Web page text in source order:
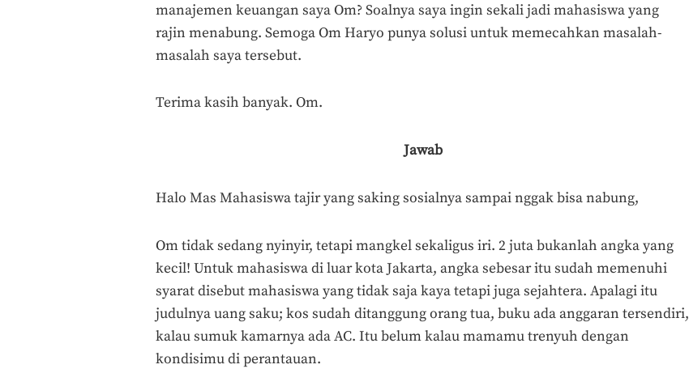
manajemen keuangan saya Om? Soalnya saya ingin sekali jadi mahasiswa yang
rajin menabung. Semoga Om Haryo punya solusi untuk memecahkan masalah-
masalah saya tersebut.
Terima kasih banyak. Om.
Jawab
Halo Mas Mahasiswa tajir yang saking sosialnya sampai nggak bisa nabung,
Om tidak sedang nyinyir, tetapi mangkel sekaligus iri. 2 juta bukanlah angka yang
kecil! Untuk mahasiswa di luar kota Jakarta, angka sebesar itu sudah memenuhi
syarat disebut mahasiswa yang tidak saja kaya tetapi juga sejahtera. Apalagi itu
judulnya uang saku; kos sudah ditanggung orang tua, buku ada anggaran tersendiri,
kalau sumuk kamarnya ada AC. Itu belum kalau mamamu trenyuh dengan
kondisimu di perantauan.